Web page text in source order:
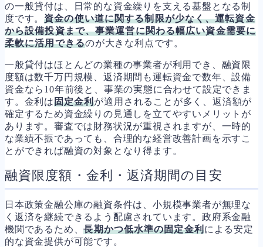
の一般貸付は、日常的な資金繰りを支える基盤となる制
度です。資金の使い道に関する制限が少なく、運転資金
から設備投資まで、事業運営に関わる幅広い資金需要に
柔軟に活用できるのが大きな利点です。
一般貸付はほとんどの業種の事業者が利用でき、融資限
度額は数千万円規模、返済期間も運転資金で数年、設備
資金なら10年前後と、事業の実態に合わせて設定できま
す。金利は固定金利が適用されることが多く、返済額が
確定するため資金繰りの見通しを立てやすいメリットが
あります。審査では財務状況が重視されますが、一時的
な業績不振であっても、合理的な経営改善計画を示すこ
とができれば融資の対象となり得ます。
融資限度額・金利・返済期間の目安
日本政策金融公庫の融資条件は、小規模事業者が無理な
く返済を継続できるよう配慮されています。政府系金融
機関であるため、長期かつ低水準の固定金利による安定
的な資金提供が可能です。